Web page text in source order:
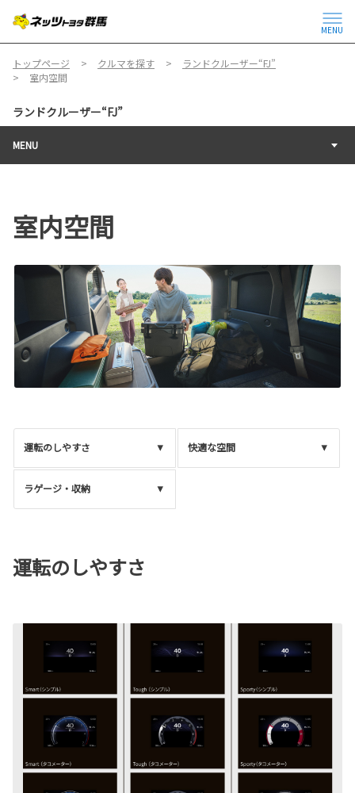
MENU
トップページ クルマを探す
ランドクルーザー“FJ”
室内空間
ランドクルーザー“FJ”
MENU
室内空間
運転のしやすさ 快適な空間
ラゲージ・収納
運転のしやすさ